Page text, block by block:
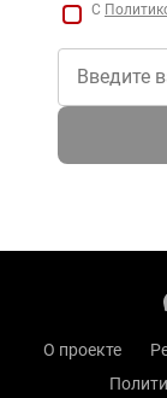
С
О проекте